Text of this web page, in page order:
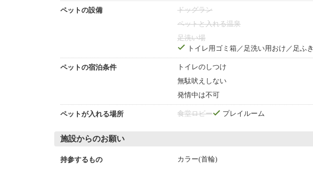
ペットの設備 ドッグラン
ペットと入れる温泉
足洗い場
トイレ用ゴミ箱／足洗い用おけ／足ふき
ペットの宿泊条件 トイレのしつけ
無駄吠えしない
発情中は不可
ペットが入れる場所 食堂ロビー プレイルーム
施設からのお願い
持参するもの カラー(首輪)